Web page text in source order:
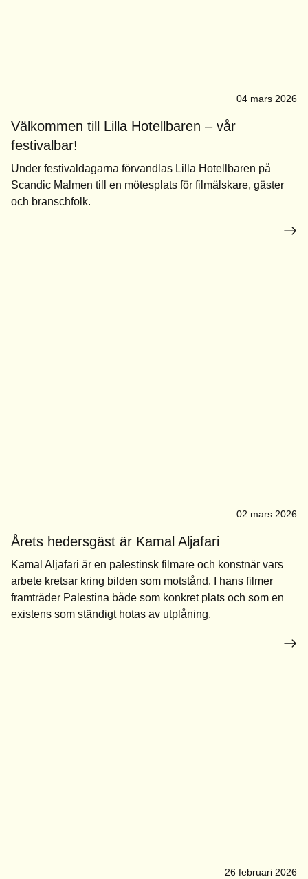
04 mars 2026
Välkommen till Lilla Hotellbaren – vår
festivalbar!
Under festivaldagarna förvandlas Lilla Hotellbaren på
Scandic Malmen till en mötesplats för filmälskare, gäster
och branschfolk.
02 mars 2026
Årets hedersgäst är Kamal Aljafari
Kamal Aljafari är en palestinsk filmare och konstnär vars
arbete kretsar kring bilden som motstånd. I hans filmer
framträder Palestina både som konkret plats och som en
existens som ständigt hotas av utplåning.
26 februari 2026